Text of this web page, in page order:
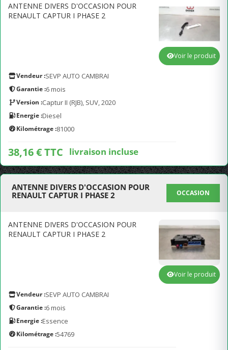
ANTENNE DIVERS D'OCCASION POUR
RENAULT CAPTUR I PHASE 2
Vendeur :SEVP AUTO CAMBRAI
Garantie :6 mois
Version :Captur II (RJB), SUV, 2020
Energie :Diesel
Kilométrage :81000
38,16 € TTC livraison incluse
Voir le produit
ANTENNE DIVERS D'OCCASION POUR
RENAULT CAPTUR I PHASE 2
OCCASION
ANTENNE DIVERS D'OCCASION POUR
RENAULT CAPTUR I PHASE 2
Vendeur :SEVP AUTO CAMBRAI
Garantie :6 mois
Energie :Essence
Kilométrage :54769
Voir le produit